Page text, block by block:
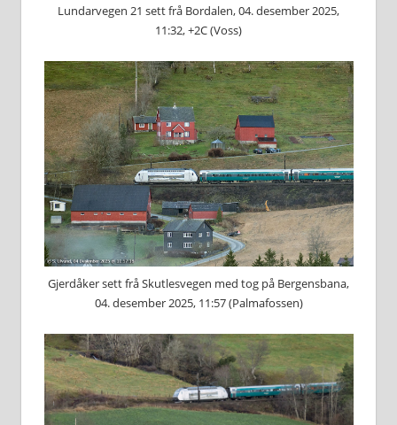
Lundarvegen 21 sett frå Bordalen, 04. desember 2025,
11:32, +2C (Voss)
Gjerdåker sett frå Skutlesvegen med tog på Bergensbana,
04. desember 2025, 11:57 (Palmafossen)